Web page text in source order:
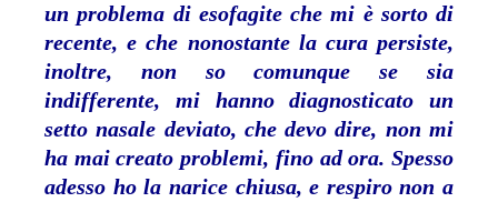
un problema di esofagite che mi è sorto di
recente, e che nonostante la cura persiste,
inoltre, non so comunque se sia
indifferente, mi hanno diagnosticato un
setto nasale deviato, che devo dire, non mi
ha mai creato problemi, fino ad ora. Spesso
adesso ho la narice chiusa, e respiro non a